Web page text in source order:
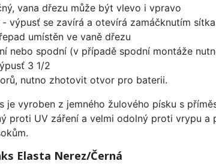
vana dřezu může být vlevo i vpravo
výpusť se zavírá a otevírá zamáčknutím
umístěn ve vaně dřezu
nebo spodní (v případě spodní montáže
3 1/2
nutno zhotovit otvor pro baterii.
je vyroben z jemného žulového písku s
proti UV záření a velmi odolný proti vrypu
Elasta Nerez/Černá